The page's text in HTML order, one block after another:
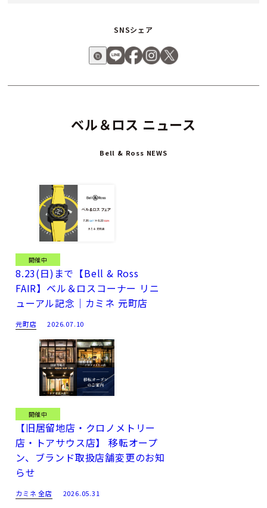
ベル＆ロス ニュース
Bell & Ross NEWS
開催中
8.23(日)まで【Bell & Ross
FAIR】ベル＆ロスコーナー リニ
ューアル記念｜カミネ 元町店
元町店 2026.07.10
開催中
【旧居留地店・クロノメトリー
店・トアサウス店】 移転オープ
ン、ブランド取扱店舗変更のお知
らせ
カミネ 全店 2026.05.31
SNSシェア